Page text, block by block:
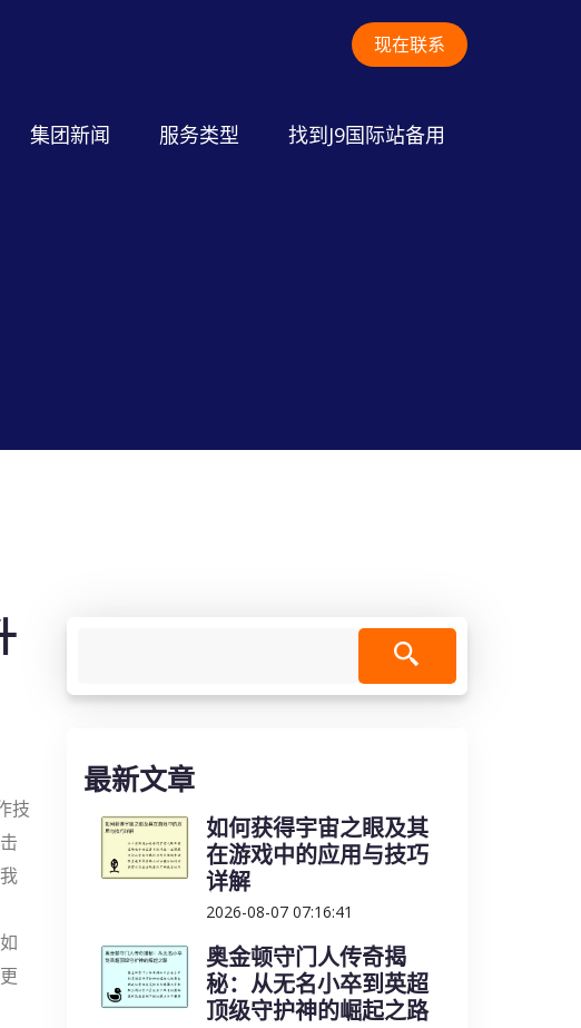
现在联系
集团新闻 服务类型 找到J9国际站备用
技
最新文章
如何获得宇宙之眼及其
在游戏中的应用与技巧
详解
2026-08-07 07:16:41
奥金顿守门人传奇揭
秘：从无名小卒到英超
顶级守护神的崛起之路